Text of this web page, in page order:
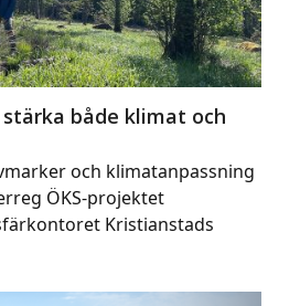
både klimat och
och klimatanpassning
ÖKS-projektet
Kristianstads